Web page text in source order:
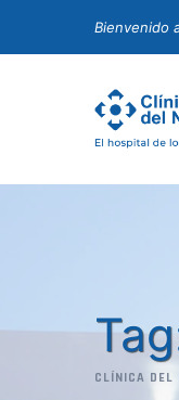
Bienvenido
CLÍNICA DEL